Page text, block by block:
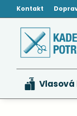
Kontakt
Vlasová